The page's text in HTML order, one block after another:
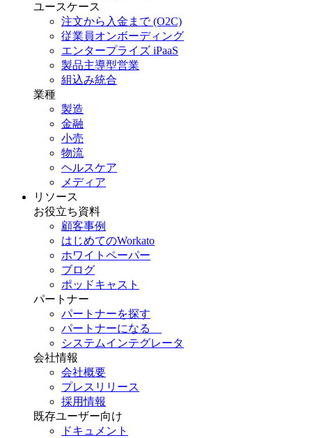
ユースケース
注文から入金まで (O2C)
従業員オンボーディング
エンタープライズ iPaaS
製品主導型営業
組込み統合
業種
製造
金融
小売
物流
ヘルスケア
メディア
リソース
お役立ち資料
顧客事例
はじめてのWorkato
ホワイトペーパー
ブログ
ポッドキャスト
パートナー
パートナーを探す
パートナーになる
システムインテグレータ
会社情報
会社概要
プレスリリース
採用情報
既存ユーザー向け
ドキュメント